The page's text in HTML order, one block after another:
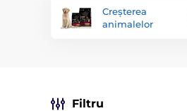
Creșterea
animalelor
Filtru